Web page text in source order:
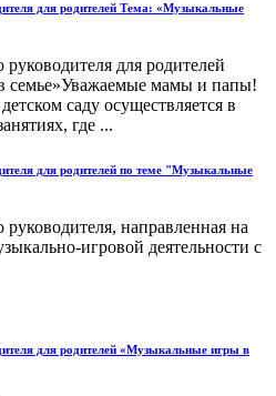
для родителей Тема: «Музыкальные
для родителей
семье»Уважаемые мамы и папы!
саду осуществляется в
где ...
для родителей по теме "Музыкальные
направленная на
игровой деятельности с
для родителей «Музыкальные игры в